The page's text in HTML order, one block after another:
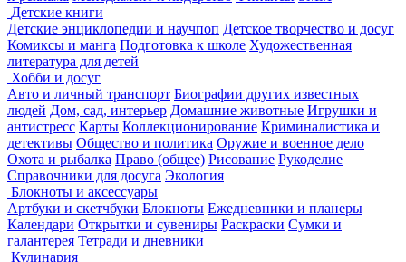
Детские книги
Детские энциклопедии и научпоп Детское творчество и досуг
Комиксы и манга Подготовка к школе Художественная
литература для детей
Хобби и досуг
Авто и личный транспорт Биографии других известных
людей Дом, сад, интерьер Домашние животные Игрушки и
антистресс Карты Коллекционирование Криминалистика и
детективы Общество и политика Оружие и военное дело
Охота и рыбалка Право (общее) Рисование Рукоделие
Справочники для досуга Экология
Блокноты и аксессуары
Артбуки и скетчбуки Блокноты Ежедневники и планеры
Календари Открытки и сувениры Раскраски Сумки и
галантерея Тетради и дневники
Кулинария